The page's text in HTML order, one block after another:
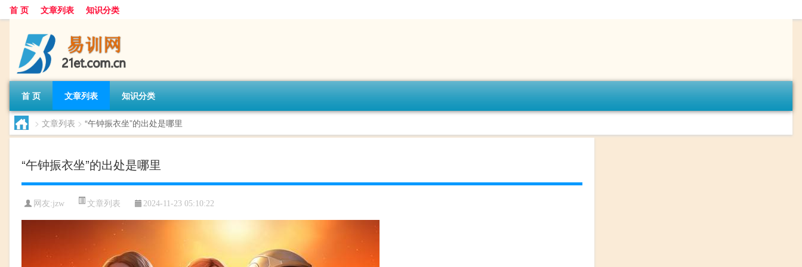
首 页 文章列表 知识分类
首 页 文章列表 知识分类
> 文章列表 > “午钟振衣坐”的出处是哪里
“午钟振衣坐”的出处是哪里
网友:jzw 文章列表 2024-11-23 05:10:22